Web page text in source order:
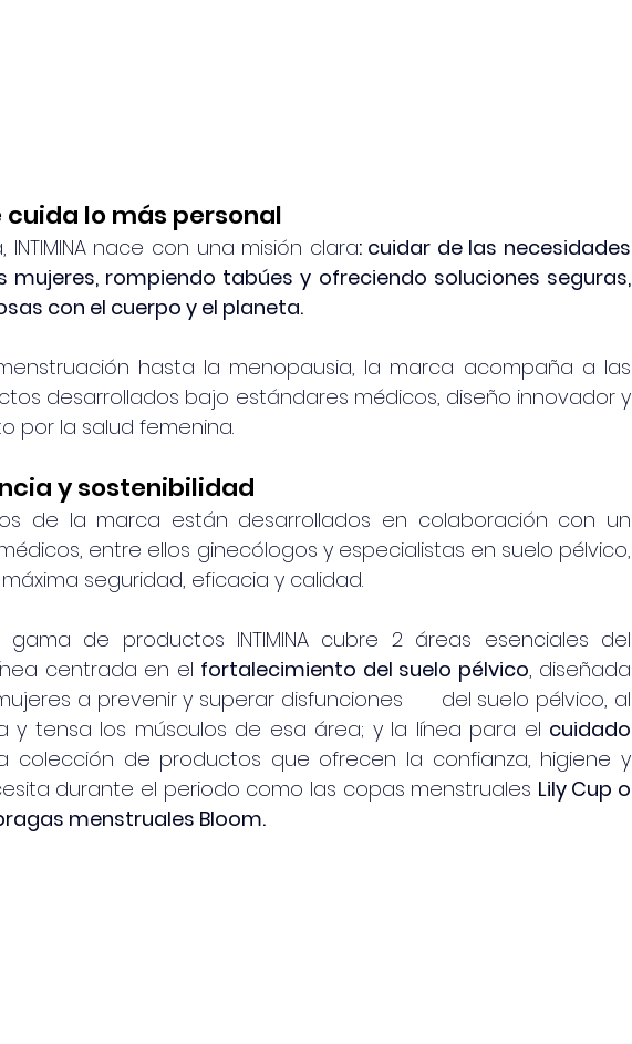
cuida lo más personal
INTIMINA nace con una misión clara: cuidar de las necesidades
mujeres, rompiendo tabúes y ofreciendo soluciones seguras,
con el cuerpo y el planeta.
hasta la menopausia, la marca acompaña a las
desarrollados bajo estándares médicos, diseño innovador y
por la salud femenina.
y sostenibilidad
de la marca están desarrollados en colaboración con un
entre ellos ginecólogos y especialistas en suelo pélvico,
seguridad, eficacia y calidad.
de productos INTIMINA cubre 2 áreas esenciales del
centrada en el fortalecimiento del suelo pélvico, diseñada
a prevenir y superar disfunciones      del suelo pélvico, al
y tensa los músculos de esa área; y la línea para el cuidado
colección de productos que ofrecen la confianza, higiene y
durante el periodo como las copas menstruales Lily Cup o
menstruales Bloom.